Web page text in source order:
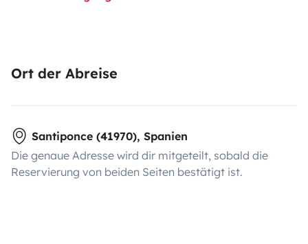
Ort der Abreise
Santiponce (41970), Spanien
Die genaue Adresse wird dir mitgeteilt, sobald die
Reservierung von beiden Seiten bestätigt ist.